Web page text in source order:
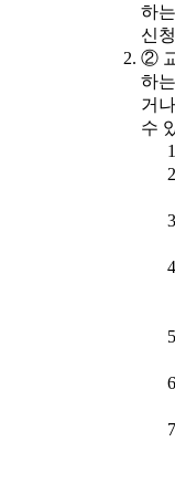
하
신
②
하
거
수